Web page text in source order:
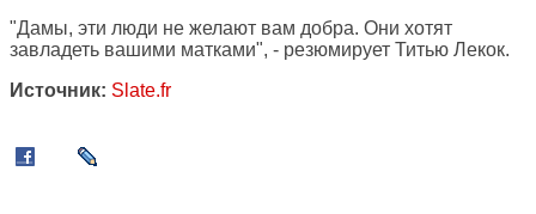
"Дамы, эти люди не желают вам добра. Они хотят
завладеть вашими матками", - резюмирует Титью Лекок.
Источник: Slate.fr